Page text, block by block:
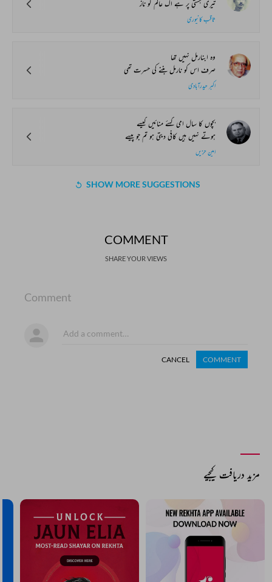
تیری ہستی پر ہے اک عالم کو ناز
ثاقب کانپوری
وہ ابنارمل نہیں تھا
صرف اس کو نارمل بننے کی حسرت تھی
اکبر حیدرآبادی
بچوں کا سال امی کہئے منائیں کیسے
ہوتے نہیں ہیں کافی دیتی ہو تم جو پیسے
امین حزیں
SHOW MORE SUGGESTIONS
COMMENT
SHARE YOUR VIEWS
Comment
CANCEL COMMENT
مزید دریافت کیجیے